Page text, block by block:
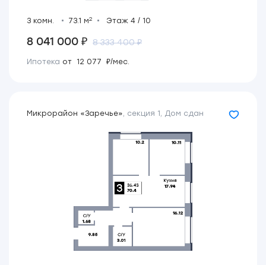
3 комн. 73.1 м2 Этаж 4 / 10
8 041 000 ₽ 8 333 400 ₽
Ипотека от 12 077 ₽/мес.
Микрорайон «Заречье», секция 1 , Дом сдан